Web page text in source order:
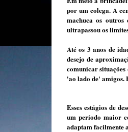
por um colega. A
machuca os outros
ultrapassou os
Até os 3 anos de
desejo de
comunicar
'ao lado de' amigos.
Esses estágios de
um período maior
adaptam facilmente